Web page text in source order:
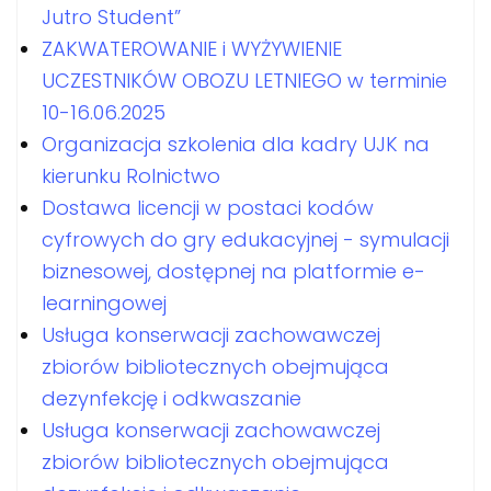
Jutro Student”
ZAKWATEROWANIE i WYŻYWIENIE
UCZESTNIKÓW OBOZU LETNIEGO w terminie
10-16.06.2025
Organizacja szkolenia dla kadry UJK na
kierunku Rolnictwo
Dostawa licencji w postaci kodów
cyfrowych do gry edukacyjnej - symulacji
biznesowej, dostępnej na platformie e-
learningowej
Usługa konserwacji zachowawczej
zbiorów bibliotecznych obejmująca
dezynfekcję i odkwaszanie
Usługa konserwacji zachowawczej
zbiorów bibliotecznych obejmująca